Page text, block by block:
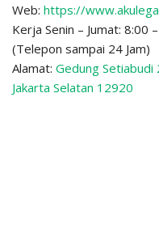
Web: https://
Kerja Senin – Jumat: 8:00
(Telepon sampai 24 Jam)
Alamat: Gedung Setiabudi
Jakarta Selatan 12920